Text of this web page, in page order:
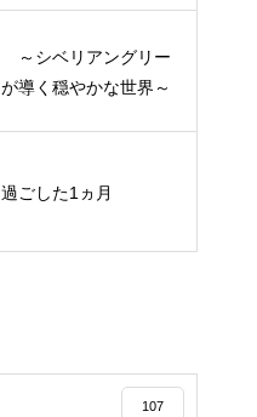
～シベリアングリー
導く穏やかな世界～
過ごした1ヵ月
107